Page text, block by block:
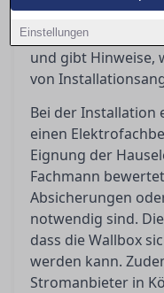
Einstellungen
beachten ist,
Netzanmeldung
und gibt Hinweise,
von
Bei der Installation
einen
Eignung der
Fachmann
Absicherungen
notwendig sind.
dass die Wallbox
werden kann.
Stromanbieter in